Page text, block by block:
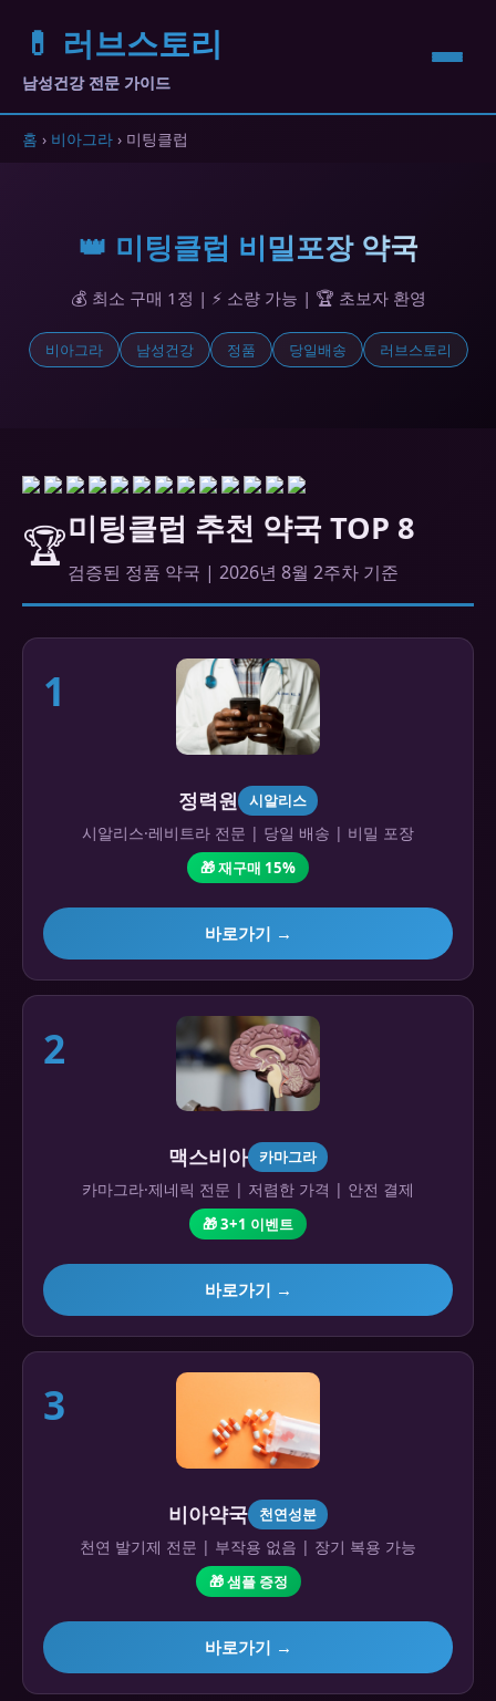
💊 러브스토리
남성건강 전문 가이드
홈 › 비아그라 › 미팅클럽
👑 미팅클럽 비밀포장 약국
💰 최소 구매 1정 | ⚡ 소량 가능 | 🏆 초보자 환영
비아그라 남성건강 정품 당일배송 러브스토리
🏆미팅클럽 추천 약국 TOP 8
검증된 정품 약국 | 2026년 8월 2주차 기준
1
정력원 시알리스
시알리스·레비트라 전문 | 당일 배송 | 비밀 포장
🎁 재구매 15%
바로가기 →
2
맥스비아 카마그라
카마그라·제네릭 전문 | 저렴한 가격 | 안전 결제
🎁 3+1 이벤트
바로가기 →
3
비아약국 천연성분
천연 발기제 전문 | 부작용 없음 | 장기 복용 가능
🎁 샘플 증정
바로가기 →